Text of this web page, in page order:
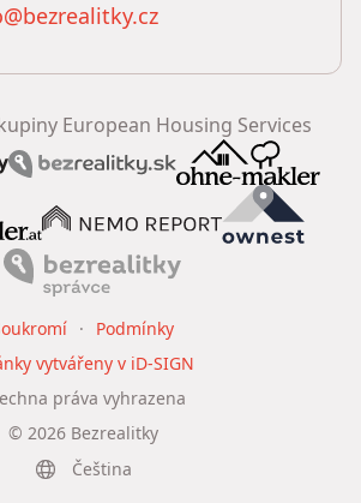
European Housing Services
© 2026Bezrealitky
práva vyhrazena
Podmínky
vytvářeny v iD-SIGN
Čeština